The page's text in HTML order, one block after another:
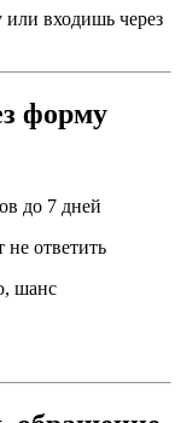
входишь через
форму
до 7 дней
не ответить
шанс